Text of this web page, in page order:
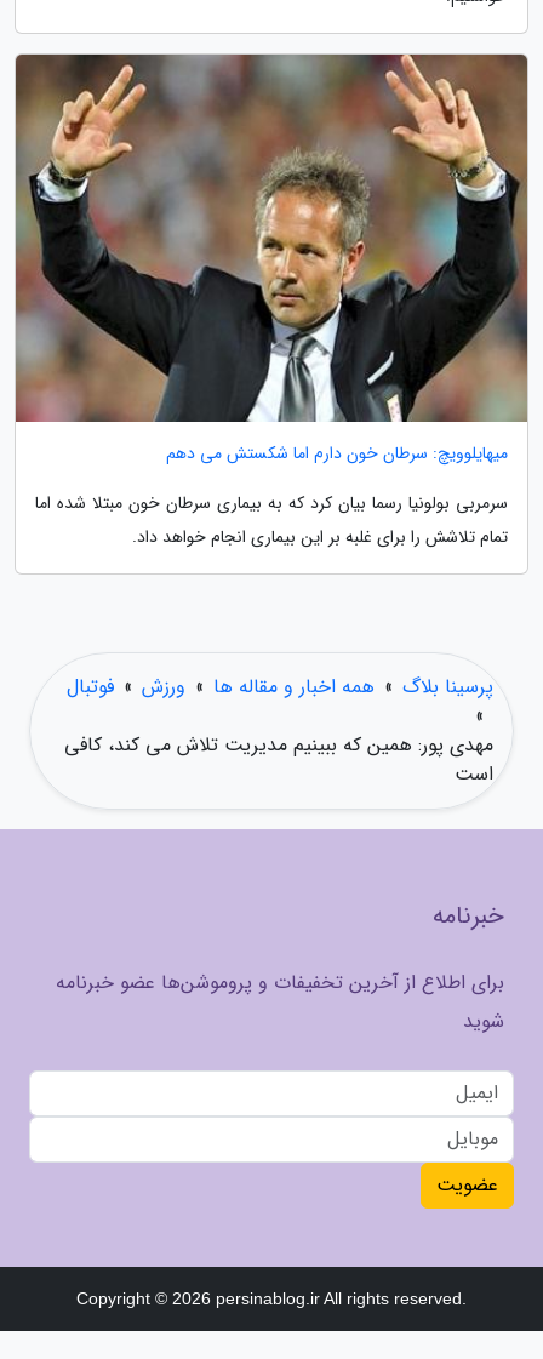
میهایلوویچ: سرطان خون دارم اما شکستش می دهم
سرمربی بولونیا رسما بیان کرد که به بیماری سرطان خون مبتلا شده اما
تمام تلاشش را برای غلبه بر این بیماری انجام خواهد داد.
پرسینا بلاگ » همه اخبار و مقاله ها » ورزش » فوتبال
»
مهدی پور: همین که ببینیم مدیریت تلاش می کند، کافی
است
خبرنامه
برای اطلاع از آخرین تخفیفات و پروموشن‌ها عضو خبرنامه
شوید
عضویت
Copyright © 2026 persinablog.ir All rights reserved.